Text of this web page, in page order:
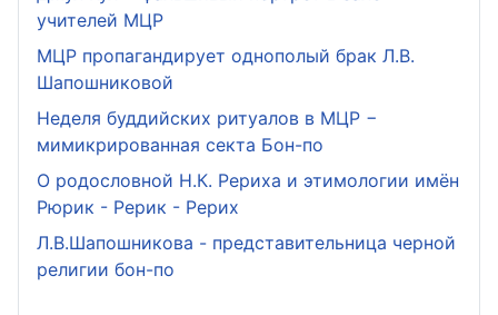
учителей МЦР
МЦР пропагандирует однополый брак Л.В.
Шапошниковой
Неделя буддийских ритуалов в МЦР −
мимикрированная секта Бон-по
О родословной Н.К. Рериха и этимологии имён
Рюрик - Рерик - Рерих
Л.В.Шапошникова - представительница черной
религии бон-по